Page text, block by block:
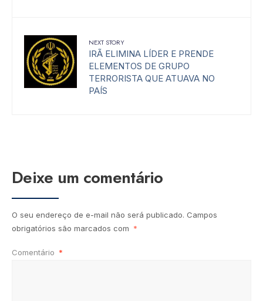
NEXT STORY
IRÃ ELIMINA LÍDER E PRENDE
ELEMENTOS DE GRUPO
TERRORISTA QUE ATUAVA NO
PAÍS
Deixe um comentário
O seu endereço de e-mail não será publicado. Campos
obrigatórios são marcados com *
Comentário *